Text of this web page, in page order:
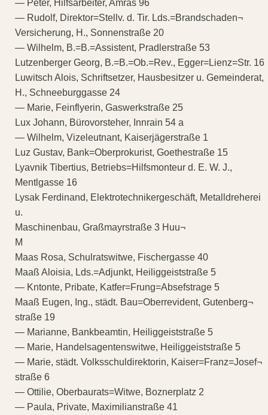
— Peter, Hilfsarbeiter, Amras 96
— Rudolf, Direktor=Stellv. d. Tir. Lds.=Brandschaden¬
Versicherung, H., Sonnenstraße 20
— Wilhelm, B.=B.=Assistent, Pradlerstraße 53
Lutzenberger Georg, B.=B.=Ob.=Rev., Egger=Lienz=Str. 16
Luwitsch Alois, Schriftsetzer, Hausbesitzer u. Gemeinderat,
H., Schneeburggasse 24
— Marie, Feinflyerin, Gaswerkstraße 25
Lux Johann, Bürovorsteher, Innrain 54 a
— Wilhelm, Vizeleutnant, Kaiserjägerstraße 1
Luz Gustav, Bank=Oberprokurist, Goethestraße 15
Lyavnik Tibertius, Betriebs=Hilfsmonteur d. E. W. J.,
Mentlgasse 16
Lysak Ferdinand, Elektrotechnikergeschäft, Metalldreherei
u.
Maschinenbau, Graßmayrstraße 3 Huu¬
M
Maas Rosa, Schulratswitwe, Fischergasse 40
Maaß Aloisia, Lds.=Adjunkt, Heiliggeiststraße 5
— Kntonte, Pribate, Katfer=Frung=Absefstrage 5
Maaß Eugen, Ing., städt. Bau=Oberrevident, Gutenberg¬
straße 19
— Marianne, Bankbeamtin, Heiliggeiststraße 5
— Marie, Handelsagentenswitwe, Heiliggeiststraße 5
— Marie, städt. Volksschuldirektorin, Kaiser=Franz=Josef¬
straße 6
— Ottilie, Oberbaurats=Witwe, Boznerplatz 2
— Paula, Private, Maximilianstraße 41